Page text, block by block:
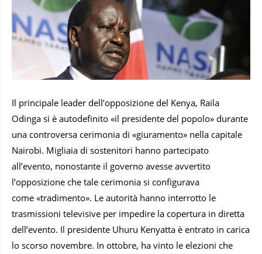
Il principale leader dell’opposizione del Kenya, Raila
Odinga si è autodefinito «il presidente del popolo» durante
una controversa cerimonia di «giuramento» nella capitale
Nairobi. Migliaia di sostenitori hanno partecipato
all’evento, nonostante il governo avesse avvertito
l’opposizione che tale cerimonia si configurava
come «tradimento». Le autorità hanno interrotto le
trasmissioni televisive per impedire la copertura in diretta
dell’evento. Il presidente Uhuru Kenyatta è entrato in carica
lo scorso novembre. In ottobre, ha vinto le elezioni che